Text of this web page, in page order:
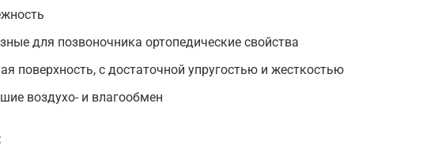
для позвоночника ортопедические свойства
поверхность, с достаточной упругостью и жесткостью
воздухо- и влагообмен